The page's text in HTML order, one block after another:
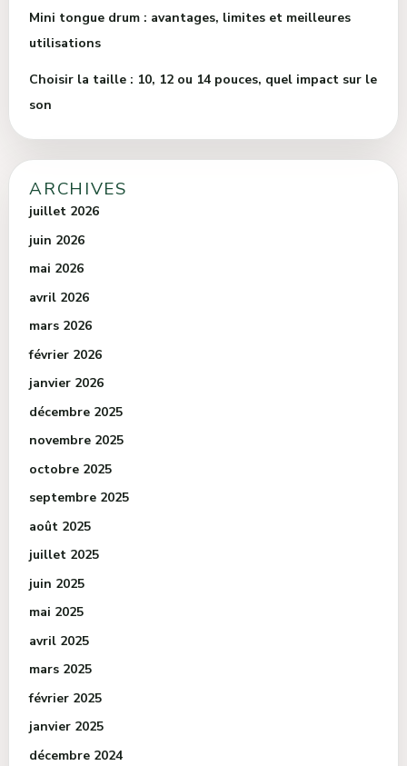
Mini tongue drum : avantages, limites et meilleures
utilisations
Choisir la taille : 10, 12 ou 14 pouces, quel impact sur le
son
ARCHIVES
juillet 2026
juin 2026
mai 2026
avril 2026
mars 2026
février 2026
janvier 2026
décembre 2025
novembre 2025
octobre 2025
septembre 2025
août 2025
juillet 2025
juin 2025
mai 2025
avril 2025
mars 2025
février 2025
janvier 2025
décembre 2024